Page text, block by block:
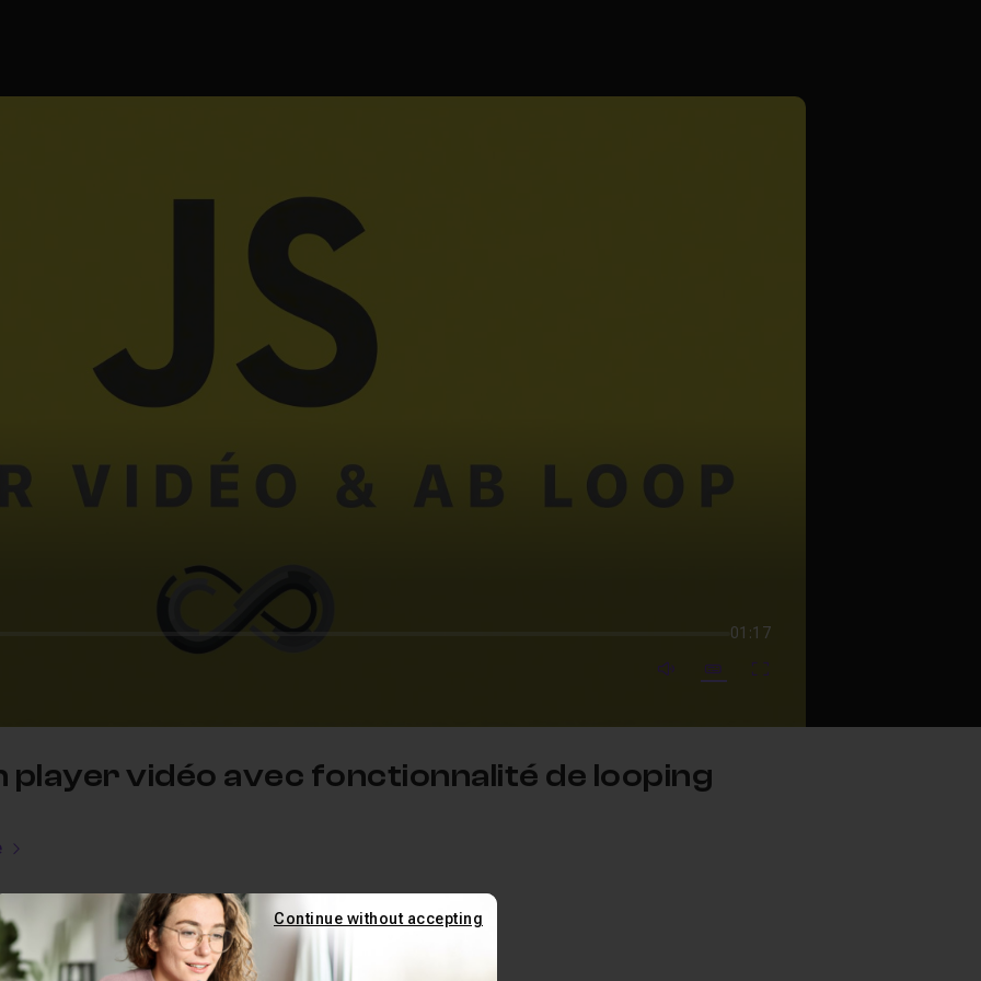
01:17
mute video
SubtitlesFullscreen
player vidéo avec fonctionnalité de looping